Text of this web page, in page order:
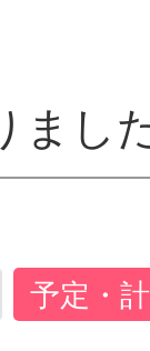
まし
予定・